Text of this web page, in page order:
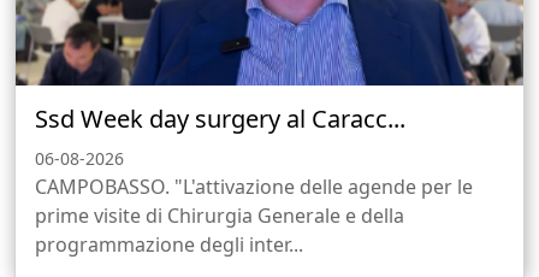
Ssd Week day surgery al Caracc...
06-08-2026
CAMPOBASSO. "L'attivazione delle agende per le
prime visite di Chirurgia Generale e della
programmazione degli inter...